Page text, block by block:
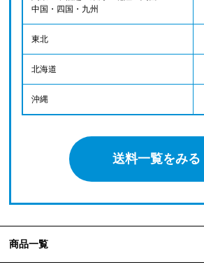
中国・四国・九州
東北
北海道
沖縄
送料一覧をみる
商品一覧